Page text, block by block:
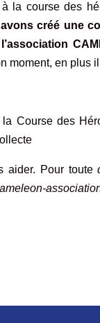
la course des
créé une
moment, en plus
Course des
aider. Pour toute